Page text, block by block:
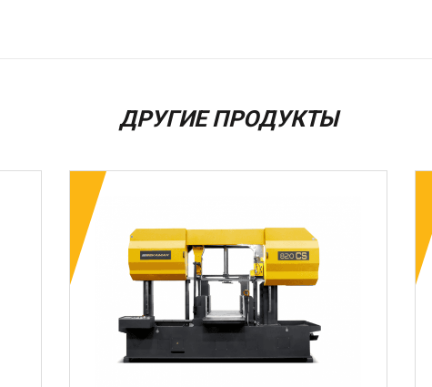
ДРУГИЕ ПРОДУКТЫ